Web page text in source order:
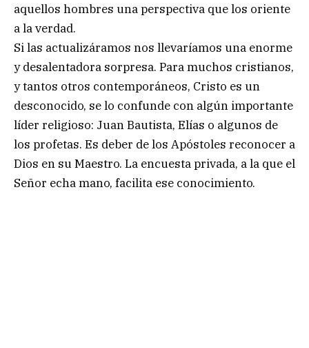
aquellos hombres una perspectiva que los oriente
a la verdad.
Si las actualizáramos nos llevaríamos una enorme
y desalentadora sorpresa. Para muchos cristianos,
y tantos otros contemporáneos, Cristo es un
desconocido, se lo confunde con algún importante
líder religioso: Juan Bautista, Elías o algunos de
los profetas. Es deber de los Apóstoles reconocer a
Dios en su Maestro. La encuesta privada, a la que el
Señor echa mano, facilita ese conocimiento.